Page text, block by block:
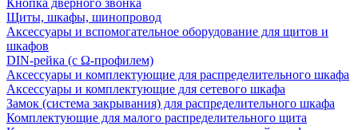
Кнопка дверного звонка
Щиты, шкафы, шинопровод
Аксессуары и вспомогательное оборудование для щитов и
шкафов
DIN-рейка (с Ω-профилем)
Аксессуары и комплектующие для распределительного шкафа
Аксессуары и комплектующие для сетевого шкафа
Замок (система закрывания) для распределительного шкафа
Комплектующие для малого распределительного щита